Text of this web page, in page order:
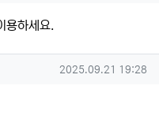
용하세요.
작성일
2025.09.21 19:28